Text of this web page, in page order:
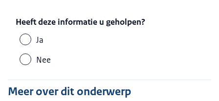
Heeft deze informatie u geholpen?
Ja
Nee
Meer over dit onderwerp